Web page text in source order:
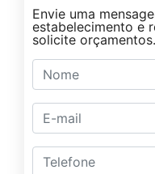
Envie uma
estabelecimento e
solicite orçamentos.